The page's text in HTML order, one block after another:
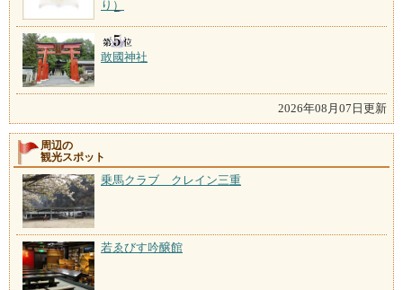
り）
敢國神社
2026年08月07日更新
周辺の
観光スポット
乗馬クラブ クレイン三重
若ゑびす吟醸館